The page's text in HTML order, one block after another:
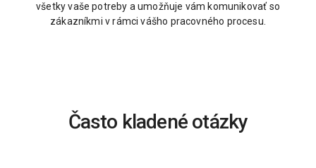
všetky vaše potreby a umožňuje vám komunikovať so
zákazníkmi v rámci vášho pracovného procesu.
Často kladené otázky